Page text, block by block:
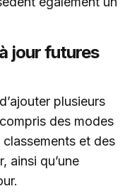
jour futures
plusieurs
des modes
et des
ainsi qu’une